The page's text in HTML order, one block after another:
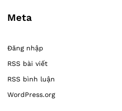
Meta
Đăng nhập
RSS bài viết
RSS bình luận
WordPress.org